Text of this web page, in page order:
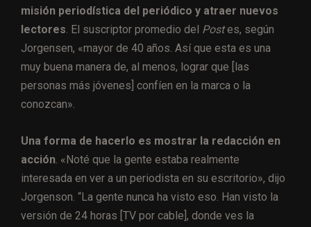
misión periodística del periódico y atraer nuevos
lectores. El suscriptor promedio del Postes, según
Jorgensen, «mayor de 40 años. Así que esta es una
muy buena manera de, al menos, lograr que [las
personas más jóvenes] confíen en la marca o la
conozcan».
Una forma de hacerlo es mostrar la redacción en
acción. «Noté que la gente estaba realmente
interesada en ver a un periodista en su escritorio», dijo
Jorgenson. “La gente nunca ha visto eso. Han visto la
versión de 24 horas [TV por cable], donde ves la